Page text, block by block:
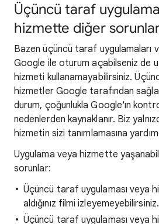
Üçüncü taraf
hizmette diğer
Bazen üçüncü taraf uygulamaları
Google ile oturum açabilseniz de
hizmeti kullanamayabilirsiniz.
hizmetler Google tarafından
durum, çoğunlukla Google'ın
nedenlerden kaynaklanır. Biz
hizmetin sizi tanımlamasına
Uygulama veya hizmette
sorunlar:
Üçüncü taraf uygulaması veya
aldığınız filmi izleyemeyebilirsiniz.
Üçüncü taraf uygulaması veya